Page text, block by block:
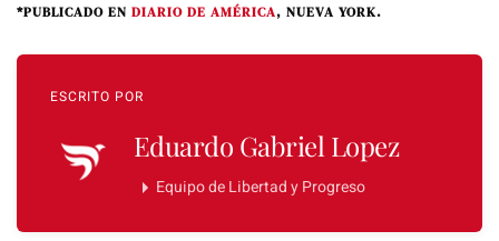
*PUBLICADO EN DIARIO DE AMÉRICA, NUEVA YORK.
ESCRITO POR
Eduardo Gabriel Lopez
Equipo de Libertad y Progreso